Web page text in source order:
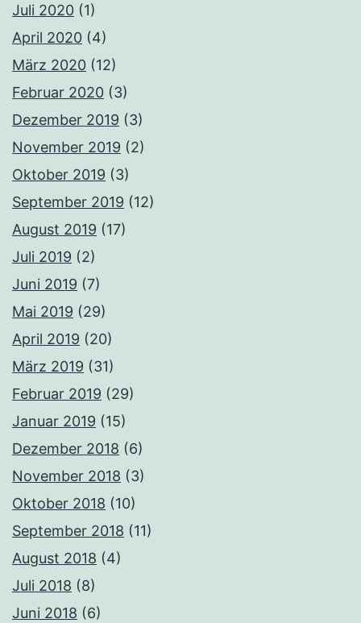
Juli 2020 (1)
April 2020 (4)
März 2020 (12)
Februar 2020 (3)
Dezember 2019 (3)
November 2019 (2)
Oktober 2019 (3)
September 2019 (12)
August 2019 (17)
Juli 2019 (2)
Juni 2019 (7)
Mai 2019 (29)
April 2019 (20)
März 2019 (31)
Februar 2019 (29)
Januar 2019 (15)
Dezember 2018 (6)
November 2018 (3)
Oktober 2018 (10)
September 2018 (11)
August 2018 (4)
Juli 2018 (8)
Juni 2018 (6)